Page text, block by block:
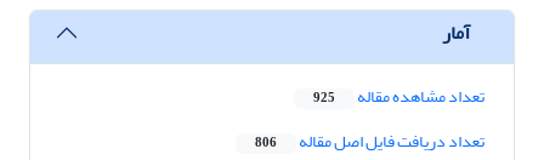
آمار
تعداد مشاهده مقاله 925
تعداد دریافت فایل اصل مقاله 806